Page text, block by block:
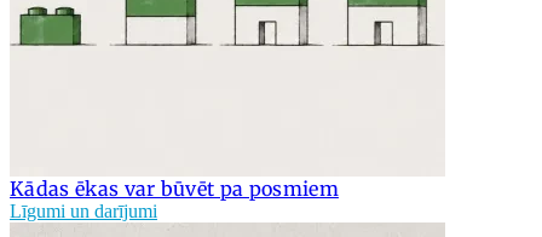
Kādas ēkas var būvēt pa posmiem
Līgumi un darījumi